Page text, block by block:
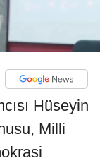
Hüseyin
Milli